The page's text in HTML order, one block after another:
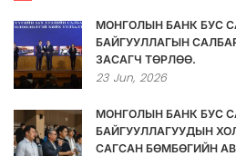
МОНГОЛЫН БАНК БУС
БАЙГУУЛЛАГЫН
ЗАСАГЧ ТӨРЛӨӨ.
23 Jun, 2026
МОНГОЛЫН БАНК БУС
БАЙГУУЛЛАГУУДЫН
САГСАН БӨМБӨГИЙН